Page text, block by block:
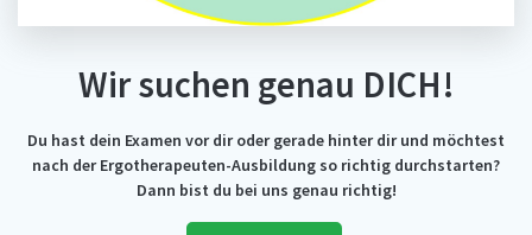
Wir suchen genau DICH!
Du hast dein Examen vor dir oder gerade hinter dir und möchtest
nach der Ergotherapeuten-Ausbildung so richtig durchstarten?
Dann bist du bei uns genau richtig!